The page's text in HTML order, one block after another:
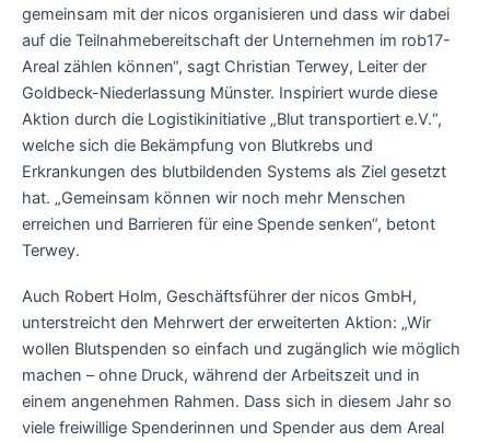
gemeinsam mit der nicos organisieren und dass wir dabei
auf die Teilnahmebereitschaft der Unternehmen im rob17-
Areal zählen können“, sagt Christian Terwey, Leiter der
Goldbeck-Niederlassung Münster. Inspiriert wurde diese
Aktion durch die Logistikinitiative „Blut transportiert e.V.“,
welche sich die Bekämpfung von Blutkrebs und
Erkrankungen des blutbildenden Systems als Ziel gesetzt
hat. „Gemeinsam können wir noch mehr Menschen
erreichen und Barrieren für eine Spende senken“, betont
Terwey.
Auch Robert Holm, Geschäftsführer der nicos GmbH,
unterstreicht den Mehrwert der erweiterten Aktion: „Wir
wollen Blutspenden so einfach und zugänglich wie möglich
machen – ohne Druck, während der Arbeitszeit und in
einem angenehmen Rahmen. Dass sich in diesem Jahr so
viele freiwillige Spenderinnen und Spender aus dem Areal